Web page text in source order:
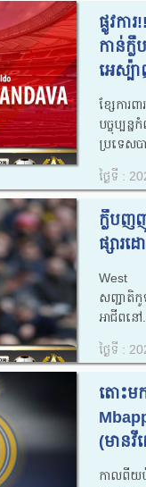
ផ្លូវកា
កាន់ក្
អេស្ប៉
ខ្សែការ
បច្ចុប្ប
ប្រទេសបា
ថ្ងៃទី :
ក្លឹបញ
ផ្សារដ
West
សញ្ជាតិកូ
អាជីពនៅ
ថ្ងៃទី :
តោះម
(មានវី
កាល​ពី​យ